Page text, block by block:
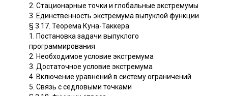
2. Стационарные точки и глобальные экстремумы
3. Единственность экстремума выпуклой функции
§ 3.17. Теорема Куна-Таккера
1. Постановка задачи выпуклого
программирования
2. Необходимое условие экстремума
3. Достаточное условие экстремума
4. Включение уравнений в систему ограничений
5. Связь с седловыми точками